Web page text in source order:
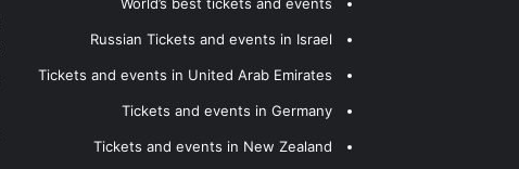
Russian Tickets and events in Israel
Tickets and events in United Arab Emirates
Tickets and events in Germany
Tickets and events in New Zealand